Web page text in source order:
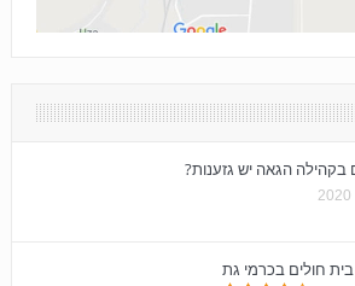
הגאה יש גזענות?
חולים בכרמי גת